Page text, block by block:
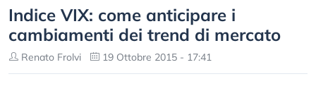
Indice VIX: come anticipare i
cambiamenti dei trend di mercato
Renato Frolvi 19 Ottobre 2015 - 17:41